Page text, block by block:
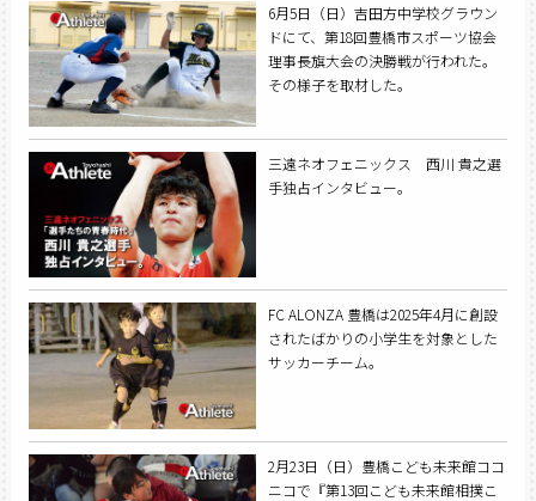
6月5日（日）吉田方中学校グラウン
ドにて、第18回豊橋市スポーツ協会
理事長旗大会の決勝戦が行われた。
その様子を取材した。
三遠ネオフェニックス 西川 貴之選
手独占インタビュー。
FC ALONZA 豊橋は2025年4月に創設
されたばかりの小学生を対象とした
サッカーチーム。
2月23日（日）豊橋こども未来館ココ
ニコで『第13回こども未来館相撲こ